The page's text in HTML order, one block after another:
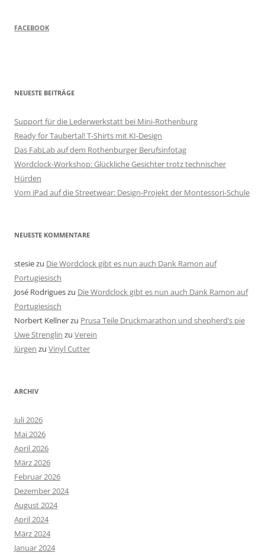
FACEBOOK
NEUESTE BEITRÄGE
Support für die Lederwerkstatt bei Mini-Rothenburg
Ready for Taubertal! T-Shirts mit KI-Design
Das FabLab auf dem Rothenburger Berufsinfotag
Wordclock-Workshop: Glückliche Gesichter trotz technischer
Hürden
Vom iPad auf die Streetwear: Design-Projekt der Montessori-Schule
NEUESTE KOMMENTARE
stesiezu Die Wordclock gibt es nun auch Dank Ramon auf
Portugiesisch
José Rodrigueszu Die Wordclock gibt es nun auch Dank Ramon auf
Portugiesisch
Norbert Kellnerzu Prusa Teile Druckmarathon und shepherd’s pie
Uwe Strenglin zu Verein
Jürgen zu Vinyl Cutter
ARCHIV
Juli 2026
Mai 2026
April 2026
März 2026
Februar 2026
Dezember 2024
August 2024
April 2024
März 2024
Januar 2024